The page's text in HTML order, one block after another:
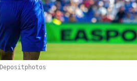
Depositphotos